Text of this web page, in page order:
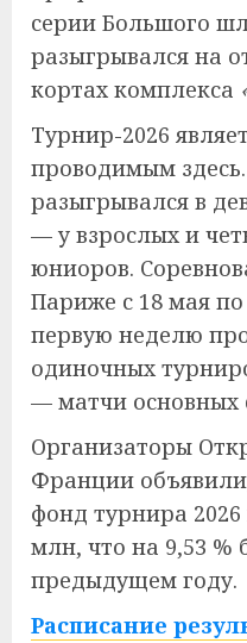
серии Большого
разыгрывался на
кортах комплекса
Турнир-2026
проводимым
разыгрывался в
— у взрослых и
юниоров.
Париже с 18 мая
первую неделю
одиночных
— матчи основных
Организаторы
Франции
фонд турнира 2026
млн, что на 9,53 %
предыдущем году.
Расписание